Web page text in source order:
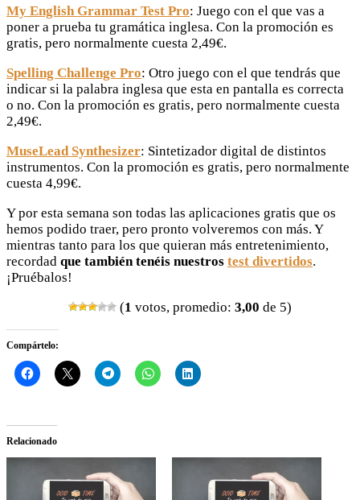
My English Grammar Test Pro: Juego con el que vas a
poner a prueba tu gramática inglesa. Con la promoción es
gratis, pero normalmente cuesta 2,49€.
Spelling Challenge Pro: Otro juego con el que tendrás que
indicar si la palabra inglesa que esta en pantalla es correcta
o no. Con la promoción es gratis, pero normalmente cuesta
2,49€.
MuseLead Synthesizer: Sintetizador digital de distintos
instrumentos. Con la promoción es gratis, pero normalmente
cuesta 4,99€.
Y por esta semana son todas las aplicaciones gratis que os
hemos podido traer, pero pronto volveremos con más. Y
mientras tanto para los que quieran más entretenimiento,
recordad que también tenéis nuestros test divertidos.
¡Pruébalos!
(1 votos, promedio: 3,00 de 5)
Compártelo:
Relacionado